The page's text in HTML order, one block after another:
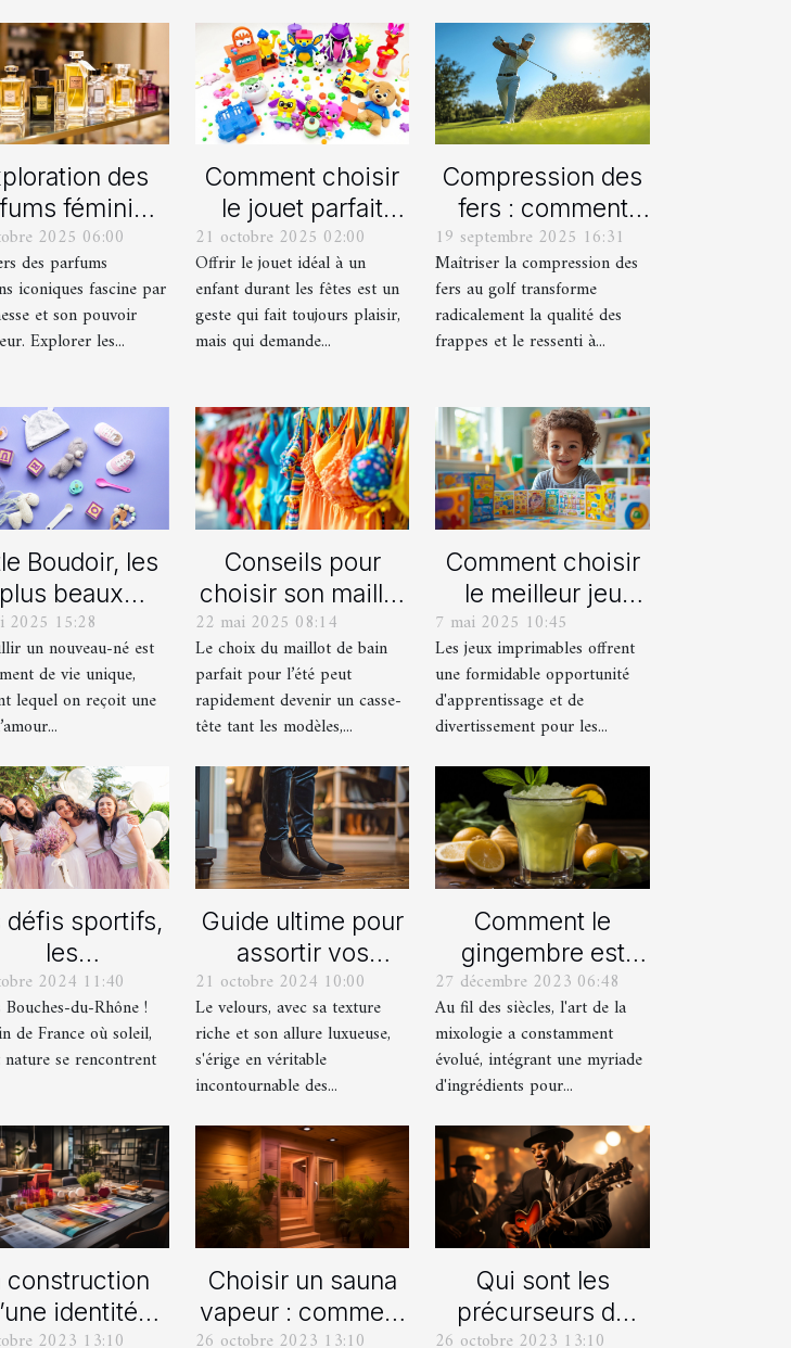
des
féminins
et leurs
variations
2025 06:00
des parfums
iconiques fascine par
et son pouvoir
Explorer les...
Comment choisir
le jouet parfait
pour chaque âge
durant les fêtes ?
21 octobre 2025 02:00
Offrir le jouet idéal à un
enfant durant les fêtes est un
geste qui fait toujours plaisir,
mais qui demande...
Compression des
fers : comment
obtenir des
frappes plus
solides ?
19 septembre 2025 16:31
Maîtriser la compression des
fers au golf transforme
radicalement la qualité des
frappes et le ressenti à...
Boudoir, les
plus beaux
de
naissance
!
2025 15:28
un nouveau-né est
de vie unique,
lequel on reçoit une
Conseils pour
choisir son maillot
de bain idéal pour
l'été
22 mai 2025 08:14
Le choix du maillot de bain
parfait pour l’été peut
rapidement devenir un casse-
tête tant les modèles,...
Comment choisir
le meilleur jeu
imprimable pour
votre enfant
7 mai 2025 10:45
Les jeux imprimables offrent
une formidable opportunité
d'apprentissage et de
divertissement pour les...
défis sportifs,
les
de toute
d’EVG
dans les
Rhône
2024 11:40
du-Rhône !
de France où soleil,
se rencontrent
Guide ultime pour
assortir vos
chaussures avec
des pantalons en
velours
21 octobre 2024 10:00
Le velours, avec sa texture
riche et son allure luxueuse,
s'érige en véritable
incontournable des...
Comment le
gingembre est
devenu un
ingrédient clé
dans la mixologie
moderne
27 décembre 2023 06:48
Au fil des siècles, l'art de la
mixologie a constamment
évolué, intégrant une myriade
d'ingrédients pour...
construction
identité
2023 13:10
Choisir un sauna
vapeur : comment
26 octobre 2023 13:10
Qui sont les
précurseurs du
26 octobre 2023 13:10